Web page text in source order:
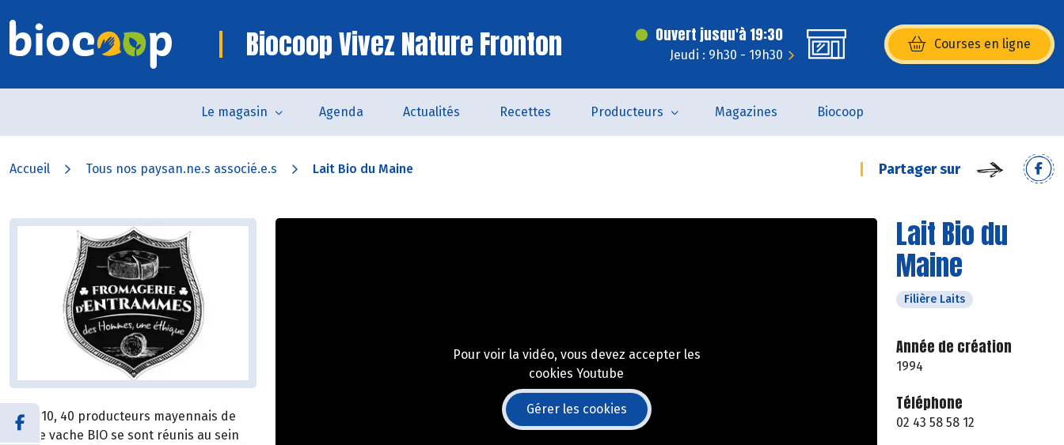
Biocoop Vivez Nature Fronton Ouvert jusqu'à 19:30
Jeudi : 9h30 - 19h30
Courses en ligne
(s’ouvre dans une nouvelle
Le magasin Agenda Actualités Recettes Producteurs Magazines Biocoop
Accueil Tous nos paysan.ne.s associé.e.s Lait Bio du Maine Partager sur
Lait Bio du
Maine
Filière Laits
Année de création
1994
Téléphone
02 43 58 58 12
En 2010, 40 producteurs mayennais de
lait de vache BIO se sont réunis au sein
Pour voir la vidéo, vous devez accepter les
cookies Youtube
Gérer les cookies